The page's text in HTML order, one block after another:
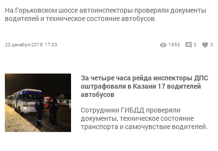
На Горьковском шоссе автоинспекторы проверяли документы
водителей и техническое состояние автобусов.
20 декабря 2018, 17:03 1653 0 0
За четыре часа рейда инспекторы ДПС
оштрафовали в Казани 17 водителей
автобусов
Сотрудники ГИБДД проверяли
документы, техническое состояние
транспорта и самочувствие водителей.